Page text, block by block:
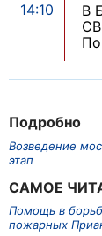
Подробно
Возведение
этап
САМОЕ
Помощь в
пожарных
14:10
В